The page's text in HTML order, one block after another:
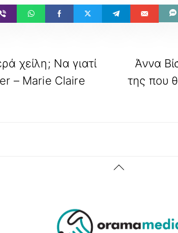
χείλη; Να γιατί
– Marie Claire
Άννα
της που
Back